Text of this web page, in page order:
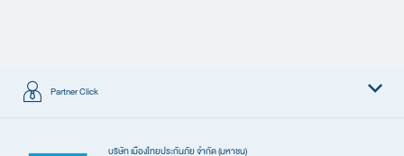
3.29 MB
Partner Click
ผลิตภัณฑ์
บริษัท เมืองไทยประกันภัย จำกัด (มหาชน)